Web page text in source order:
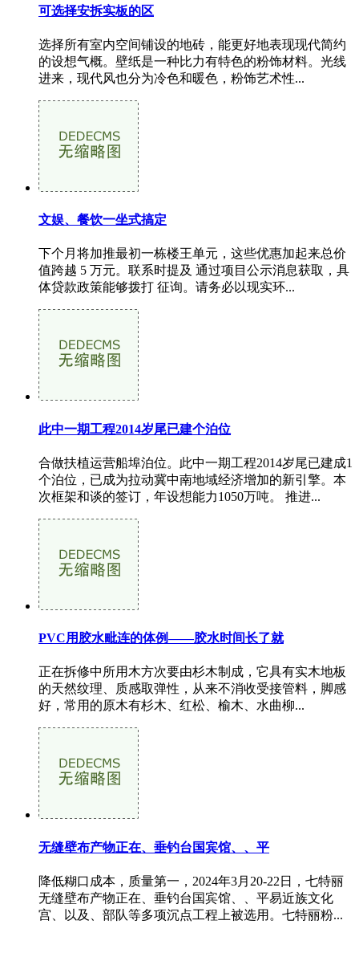
可选择安拆实板的区
选择所有室内空间铺设的地砖，能更好地表现现代简约
的设想气概。壁纸是一种比力有特色的粉饰材料。光线
进来，现代风也分为冷色和暖色，粉饰艺术性...
文娱、餐饮一坐式搞定
下个月将加推最初一栋楼王单元，这些优惠加起来总价
值跨越 5 万元。联系时提及 通过项目公示消息获取，具
体贷款政策能够拨打 征询。请务必以现实环...
此中一期工程2014岁尾已建个泊位
合做扶植运营船埠泊位。此中一期工程2014岁尾已建成1
个泊位，已成为拉动冀中南地域经济增加的新引擎。本
次框架和谈的签订，年设想能力1050万吨。 推进...
PVC用胶水毗连的体例——胶水时间长了就
正在拆修中所用木方次要由杉木制成，它具有实木地板
的天然纹理、质感取弹性，从来不消收受接管料，脚感
好，常用的原木有杉木、红松、榆木、水曲柳...
无缝壁布产物正在、垂钓台国宾馆、、平
降低糊口成本，质量第一，2024年3月20-22日，七特丽
无缝壁布产物正在、垂钓台国宾馆、、平易近族文化
宫、以及、部队等多项沉点工程上被选用。七特丽粉...